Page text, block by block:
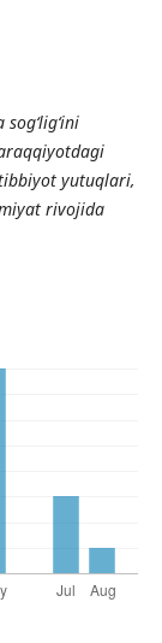
yutuqlari,
rivojida